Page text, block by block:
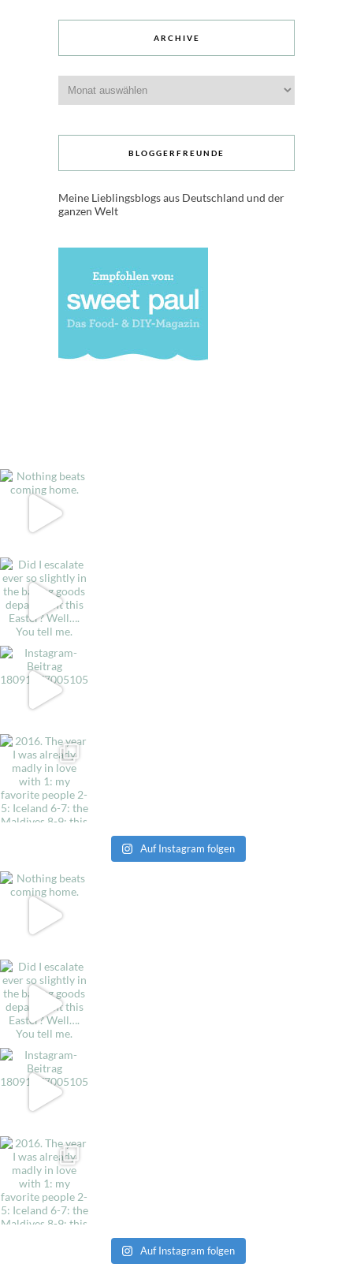
ARCHIVE
BLOGGERFREUNDE
Meine Lieblingsblogs aus Deutschland und der
ganzen Welt
Auf Instagram folgen
Auf Instagram folgen